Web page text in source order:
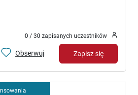
0 / 30 zapisanych uczestników
Obserwuj Zapisz się